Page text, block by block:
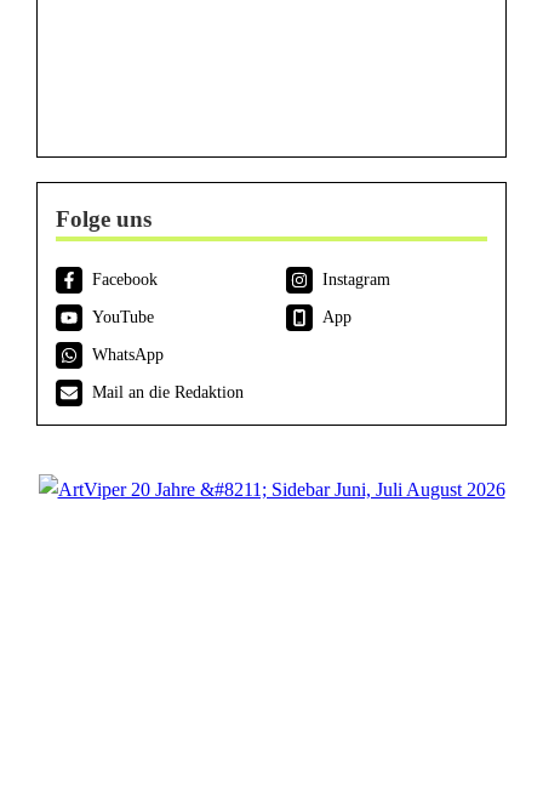
Folge uns
Facebook
Instagram
YouTube
App
WhatsApp
Mail an die Redaktion